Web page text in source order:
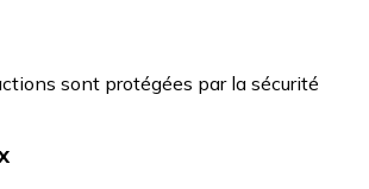
sont protégées par la sécurité